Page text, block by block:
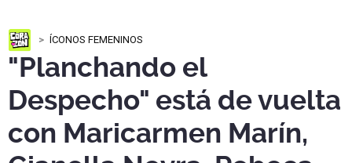
ÍCONOS FEMENINOS
"Planchando el
Despecho" está de vuelta
con Maricarmen Marín,